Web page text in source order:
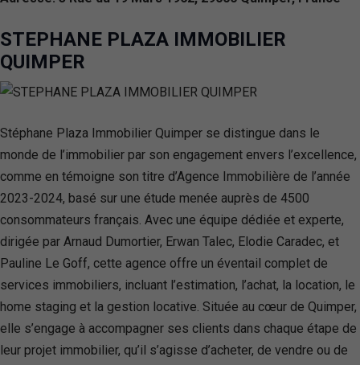
STEPHANE PLAZA IMMOBILIER
QUIMPER
Stéphane Plaza Immobilier Quimper se distingue dans le
monde de l’immobilier par son engagement envers l’excellence,
comme en témoigne son titre d’Agence Immobilière de l’année
2023-2024, basé sur une étude menée auprès de 4500
consommateurs français. Avec une équipe dédiée et experte,
dirigée par Arnaud Dumortier, Erwan Talec, Elodie Caradec, et
Pauline Le Goff, cette agence offre un éventail complet de
services immobiliers, incluant l’estimation, l’achat, la location, le
home staging et la gestion locative. Située au cœur de Quimper,
elle s’engage à accompagner ses clients dans chaque étape de
leur projet immobilier, qu’il s’agisse d’acheter, de vendre ou de